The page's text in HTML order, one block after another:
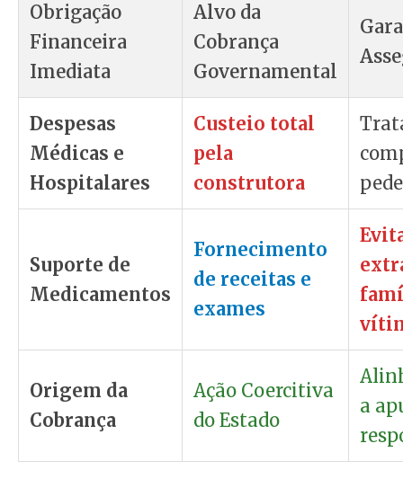
Obrigação
Financeira
Imediata
Alvo da
Cobrança
Governamental
Despesas
Médicas e
Hospitalares
Custeio total
pela
construtora
Suporte de
Medicamentos
Fornecimento
de receitas e
exames
Origem da
Cobrança
Ação Coercitiva
do Estado
a